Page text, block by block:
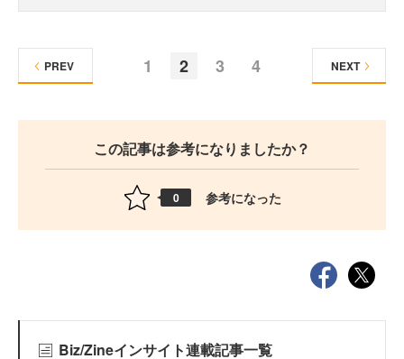
1 2 3 4
PREV NEXT
この記事は参考になりましたか？
0 参考になった
Biz/Zineインサイト連載記事一覧